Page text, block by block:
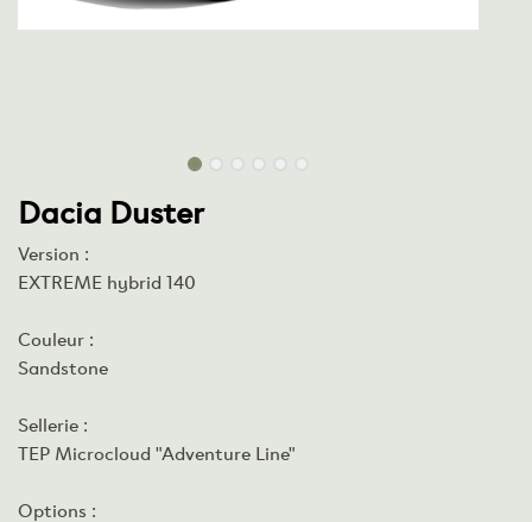
Dacia Duster
Version :
EXTREME hybrid 140
Couleur :
Sandstone
Sellerie :
TEP Microcloud "Adventure Line"
Options :